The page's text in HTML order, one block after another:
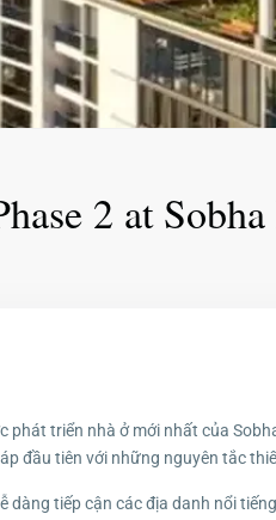
2 at
phát triển nhà ở mới nhất của
đầu tiên với những nguyên tắc
dàng tiếp cận các địa danh nổi